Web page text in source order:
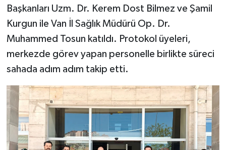
Başkanları Uzm. Dr. Kerem Dost Bilmez ve Şamil
Kurgun ile Van İl Sağlık Müdürü Op. Dr.
Muhammed Tosun katıldı. Protokol üyeleri,
merkezde görev yapan personelle birlikte süreci
sahada adım adım takip etti.